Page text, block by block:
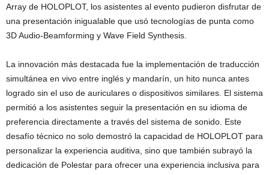
Array de HOLOPLOT, los asistentes al evento pudieron disfrutar de
una presentación inigualable que usó tecnologías de punta como
3D Audio-Beamforming y Wave Field Synthesis.
La innovación más destacada fue la implementación de traducción
simultánea en vivo entre inglés y mandarín, un hito nunca antes
logrado sin el uso de auriculares o dispositivos similares. El sistema
permitió a los asistentes seguir la presentación en su idioma de
preferencia directamente a través del sistema de sonido. Este
desafío técnico no solo demostró la capacidad de HOLOPLOT para
personalizar la experiencia auditiva, sino que también subrayó la
dedicación de Polestar para ofrecer una experiencia inclusiva para